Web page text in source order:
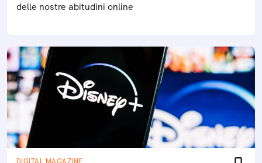
delle nostre abitudini online